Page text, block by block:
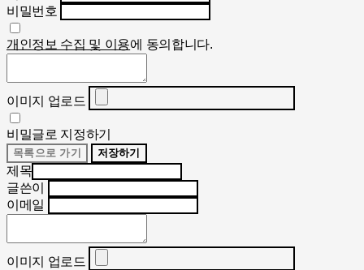
비밀번호
개인정보 수집 및 이용에 동의합니다.
이미지 업로드
비밀글로 지정하기
목록으로 가기 저장하기
제목
글쓴이
이메일
이미지 업로드